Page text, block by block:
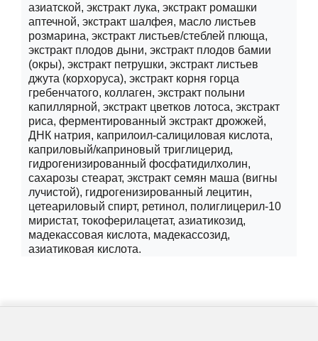
азиатской, экстракт лука, экстракт ромашки
аптечной, экстракт шалфея, масло листьев
розмарина, экстракт листьев/стеблей плюща,
экстракт плодов дыни, экстракт плодов бамии
(окры), экстракт петрушки, экстракт листьев
джута (корхоруса), экстракт корня горца
гребенчатого, коллаген, экстракт полыни
капиллярной, экстракт цветков лотоса, экстракт
риса, ферментированный экстракт дрожжей,
ДНК натрия, каприлоил-салициловая кислота,
каприловый/каприновый триглицерид,
гидрогенизированный фосфатидилхолин,
сахарозы стеарат, экстракт семян маша (вигны
лучистой), гидрогенизированный лецитин,
цетеариловый спирт, ретинол, полиглицерил-10
миристат, токоферилацетат, азиатикозид,
мадекассовая кислота, мадекассозид,
азиатиковая кислота.